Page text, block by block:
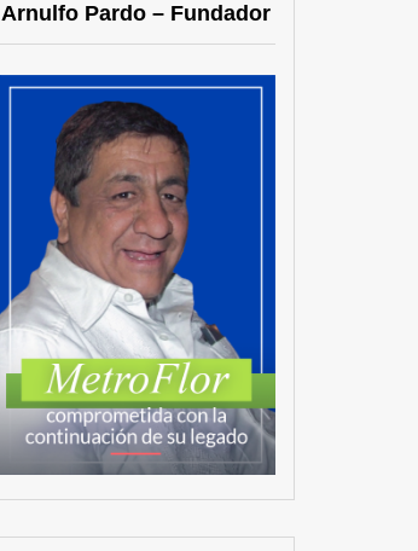
Arnulfo Pardo – Fundador